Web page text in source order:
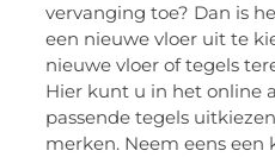
vervanging toe? Dan is
een nieuwe vloer uit te
nieuwe vloer of tegels
Hier kunt u in het online
passende tegels
merken. Neem eens